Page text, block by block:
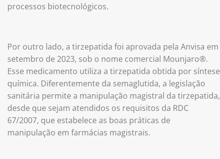
processos biotecnológicos.
Por outro lado, a tirzepatida foi aprovada pela Anvisa em
setembro de 2023, sob o nome comercial Mounjaro®️.
Esse medicamento utiliza a tirzepatida obtida por síntese
química. Diferentemente da semaglutida, a legislação
sanitária permite a manipulação magistral da tirzepatida,
desde que sejam atendidos os requisitos da RDC
67/2007, que estabelece as boas práticas de
manipulação em farmácias magistrais.